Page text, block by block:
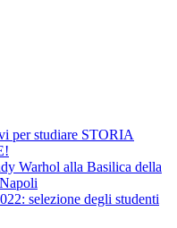
per studiare STORIA
Warhol alla Basilica della
selezione degli studenti